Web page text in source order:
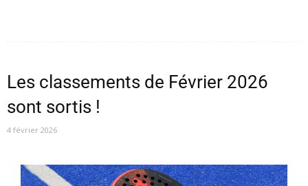
Les classements de Février 2026
sont sortis !
4 février 2026